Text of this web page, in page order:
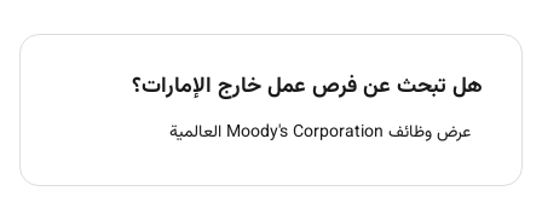
هل تبحث عن فرص عمل خارج الإمارات؟
عرض وظائف Moody's Corporation العالمية